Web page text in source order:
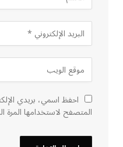
احفظ اسمي، بريدي
المتصفح لاستخدامها المرة